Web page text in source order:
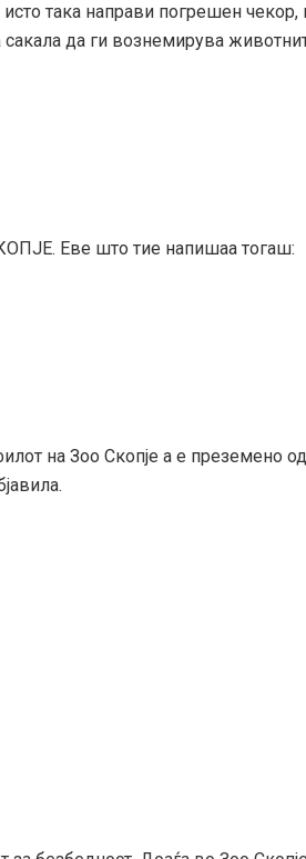
така направи погрешен
да ги вознемирува
Еве што тие напишаа тогаш:
на Зоо Скопје а е преземено од